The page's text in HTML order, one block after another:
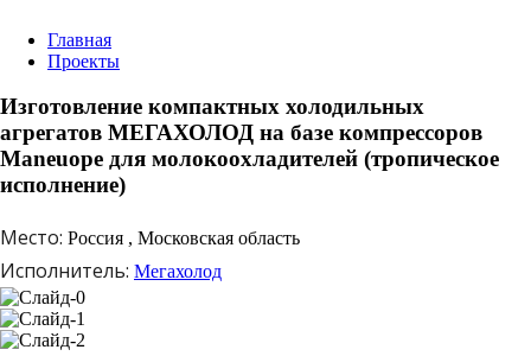
Главная
Проекты
Изготовление компактных холодильных
агрегатов МЕГАХОЛОД на базе компрессоров
Maneuope для молокоохладителей (тропическое
исполнение)
Место: Россия , Московская область
Исполнитель: Мегахолод